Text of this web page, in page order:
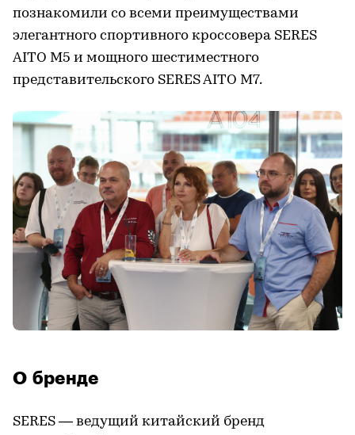
познакомили со всеми преимуществами
элегантного спортивного кроссовера SERES
AITO M5 и мощного шестиместного
представительского SERES AITO M7.
О бренде
SERES — ведущий китайский бренд